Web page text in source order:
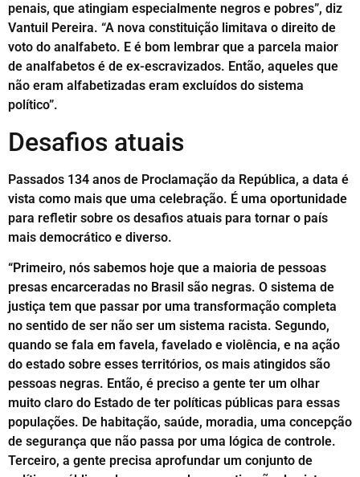
penais, que atingiam especialmente negros e pobres”, diz
Vantuil Pereira. “A nova constituição limitava o direito de
voto do analfabeto. E é bom lembrar que a parcela maior
de analfabetos é de ex-escravizados. Então, aqueles que
não eram alfabetizadas eram excluídos do sistema
político”.
Desafios atuais
Passados 134 anos de Proclamação da República, a data é
vista como mais que uma celebração. É uma oportunidade
para refletir sobre os desafios atuais para tornar o país
mais democrático e diverso.
“Primeiro, nós sabemos hoje que a maioria de pessoas
presas encarceradas no Brasil são negras. O sistema de
justiça tem que passar por uma transformação completa
no sentido de ser não ser um sistema racista. Segundo,
quando se fala em favela, favelado e violência, e na ação
do estado sobre esses territórios, os mais atingidos são
pessoas negras. Então, é preciso a gente ter um olhar
muito claro do Estado de ter políticas públicas para essas
populações. De habitação, saúde, moradia, uma concepção
de segurança que não passa por uma lógica de controle.
Terceiro, a gente precisa aprofundar um conjunto de